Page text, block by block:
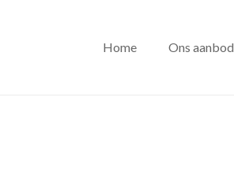
Home Ons aanbod